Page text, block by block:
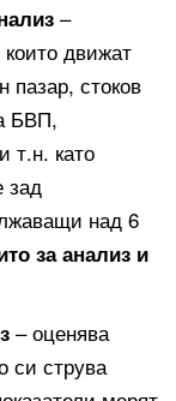
–
движат
пазар, стоков
БВП,
т.н. като
зад
над 6
за анализ и
– оценява
си струва